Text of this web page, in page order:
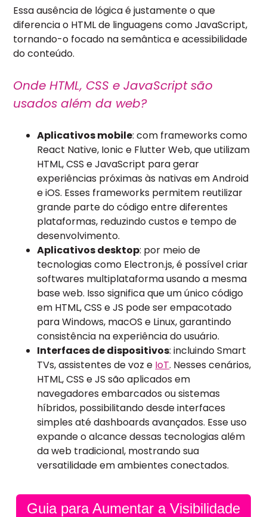
Essa ausência de lógica é justamente o que
diferencia o HTML de linguagens como JavaScript,
tornando-o focado na semântica e acessibilidade
do conteúdo.
Onde HTML, CSS e JavaScript são
usados além da web?
Aplicativos mobile: com frameworks como
React Native, Ionic e Flutter Web, que utilizam
HTML, CSS e JavaScript para gerar
experiências próximas às nativas em Android
e iOS. Esses frameworks permitem reutilizar
grande parte do código entre diferentes
plataformas, reduzindo custos e tempo de
desenvolvimento.
Aplicativos desktop: por meio de
tecnologias como Electron.js, é possível criar
softwares multiplataforma usando a mesma
base web. Isso significa que um único código
em HTML, CSS e JS pode ser empacotado
para Windows, macOS e Linux, garantindo
consistência na experiência do usuário.
Interfaces de dispositivos: incluindo Smart
TVs, assistentes de voz e IoT. Nesses cenários,
HTML, CSS e JS são aplicados em
navegadores embarcados ou sistemas
híbridos, possibilitando desde interfaces
simples até dashboards avançados. Esse uso
expande o alcance dessas tecnologias além
da web tradicional, mostrando sua
versatilidade em ambientes conectados.
Guia para Aumentar a Visibilidade